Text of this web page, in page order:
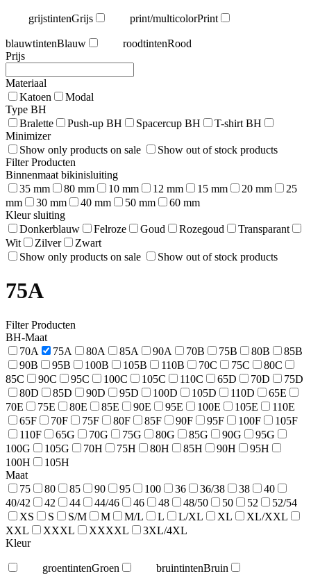
grijstintenGrijs print/multicolorPrint
blauwtintenBlauw roodtintenRood
Prijs
Materiaal
Katoen
Modal
Type BH
Bralette
Push-up BH Spacercup BH
T-shirt BH
Minimizer
Show only products on sale
Show out of stock products
Filter Producten
Binnenmaat bikinisluiting
35 mm
80 mm 10 mm 12 mm 15 mm 20 mm
25
mm
30 mm 40 mm 50 mm
60 mm
Kleur sluiting
Donkerblauw
Felroze Goud Rozegoud
Transparant
Wit
Zilver
Zwart
Show only products on sale
Show out of stock products
75A
Filter Producten
BH-Maat
70A
75A 80A 85A 90A 70B 75B 80B
85B
90B
95B 100B 105B 110B 70C 75C
80C
85C
90C 95C 100C 105C 110C 65D 70D
75D
80D
85D 90D 95D 100D 105D 110D
65E
70E
75E 80E 85E 90E 95E 100E 105E
110E
65F
70F 75F 80F 85F 90F 95F 100F
105F
110F
65G 70G 75G 80G 85G 90G
95G
100G
105G 70H 75H 80H 85H 90H
95H
100H
105H
Maat
75
80 85 90 95 100 36 36/38 38
40
40/42
42 44 44/46 46 48 48/50 50 52
52/54
XS
S S/M M M/L L L/XL XL
XL/XXL
XXL
XXXL XXXXL
3XL/4XL
Kleur
groentintenGroen bruintintenBruin